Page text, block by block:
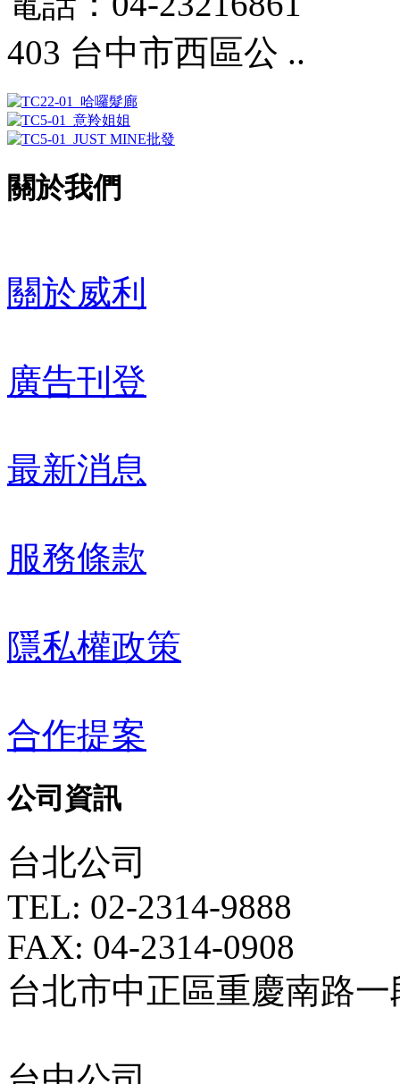
403 台中市西區公 ..
關於我們
關於威利
廣告刊登
最新消息
服務條款
隱私權政策
合作提案
公司資訊
台北公司
TEL: 02-2314-9888
FAX: 04-2314-0908
台北市中正區重慶南路一